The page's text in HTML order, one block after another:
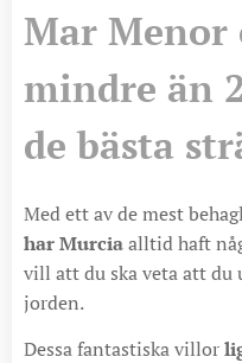
Mar Menor
mindre än
de bästa
Med ett av de mest
har Murciaalltid haft
vill att du ska veta att du
jorden.
Dessa fantastiska villor